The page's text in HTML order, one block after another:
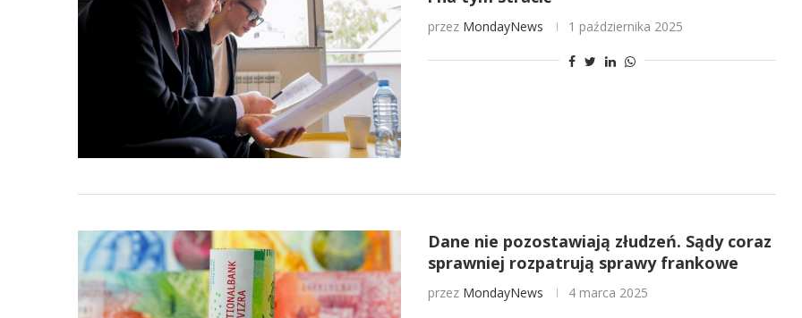
przez MondayNews 1 października 2025
Dane nie pozostawiają złudzeń. Sądy coraz
sprawniej rozpatrują sprawy frankowe
przez MondayNews 4 marca 2025